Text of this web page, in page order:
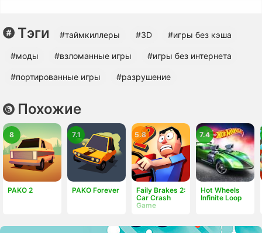
Тэги #таймкиллеры #3D #игры без кэша
#моды #взломанные игры #игры без интернета
#портированные игры #разрушение
Похожие
PAKO 2
8
PAKO Forever
7.1
Faily Brakes 2:
Car Crash
Game
5.8
Hot Wheels
Infinite Loop
7.4